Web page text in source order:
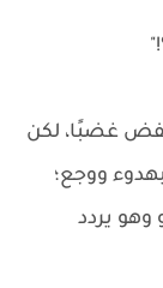
غضبًا، لكن
ووجع؛
وهو يردد